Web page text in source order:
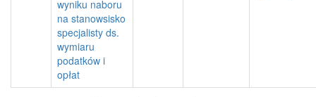
wyniku naboru
na stanowsisko
specjalisty ds.
wymiaru
podatków i
opłat